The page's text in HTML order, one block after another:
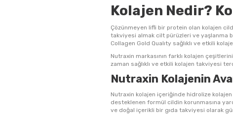
Kolajen Nedir?
Çözünmeyen lifli bir protein olan kolajen
takviyesi almak cilt pürüzleri ve yaşlanma
Collagen Gold Qualıty sağlıklı ve etkili
Nutraxin markasının farklı kolajen
zaman sağlıklı ve etkili kolajen takviyesi
Nutraxin Kolajenin
Nutraxin kolajen içeriğinde hidrolize
desteklenen formül cildin korunmasına
ve doğal içerikli bir gıda takviyesi olarak